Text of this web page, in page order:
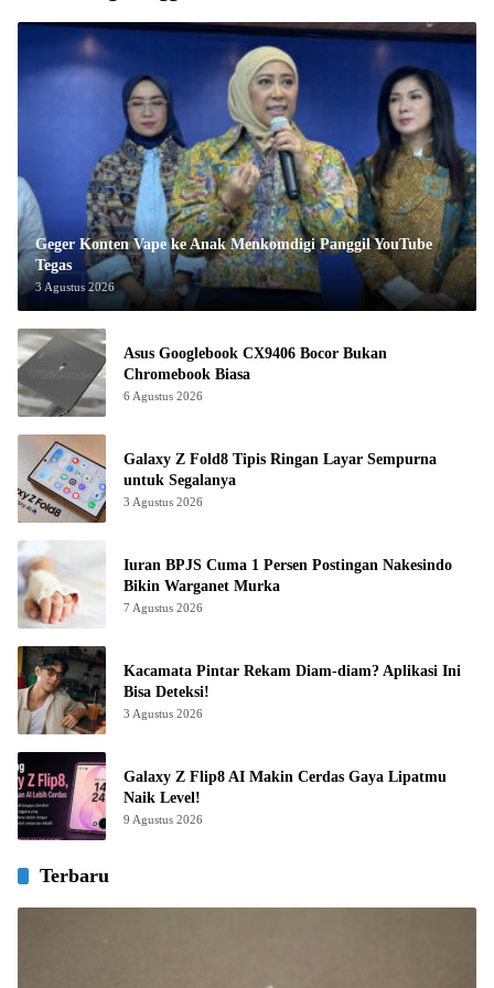
Geger Konten Vape ke Anak Menkomdigi Panggil YouTube
Tegas
3 Agustus 2026
Asus Googlebook CX9406 Bocor Bukan
Chromebook Biasa
6 Agustus 2026
Galaxy Z Fold8 Tipis Ringan Layar Sempurna
untuk Segalanya
3 Agustus 2026
Iuran BPJS Cuma 1 Persen Postingan Nakesindo
Bikin Warganet Murka
7 Agustus 2026
Kacamata Pintar Rekam Diam-diam? Aplikasi Ini
Bisa Deteksi!
3 Agustus 2026
Galaxy Z Flip8 AI Makin Cerdas Gaya Lipatmu
Naik Level!
9 Agustus 2026
Terbaru